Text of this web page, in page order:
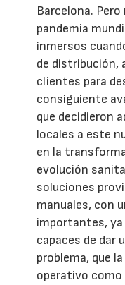
Barcelona.
pandemia
inmersos
de distribución,
clientes para
consiguiente
que decidieron
locales a este
en la
evolución
soluciones
manuales, con
importantes, ya
capaces de dar
problema, que
operativo como